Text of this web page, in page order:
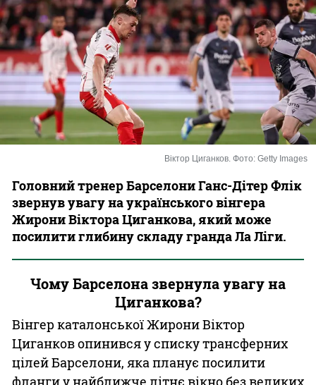
Різне
Букмекери
Казино
Віктор Циганков. Фото: Getty Images
Головний тренер Барселони Ганс-Дітер Флік
звернув увагу на українського вінгера
Жирони Віктора Циганкова, який може
посилити глибину складу гранда Ла Ліги.
Чому Барселона звернула увагу на
Циганкова?
Вінгер каталонської Жирони Віктор
Циганков опинився у списку трансферних
цілей Барселони, яка планує посилити
фланги у найближче літнє вікно без великих